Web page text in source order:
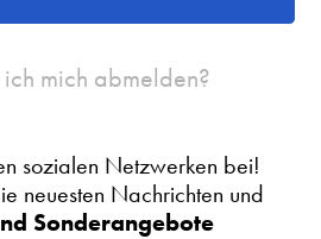
mich abmelden?
sozialen Netzwerken bei!
neuesten Nachrichten und
Sonderangebote